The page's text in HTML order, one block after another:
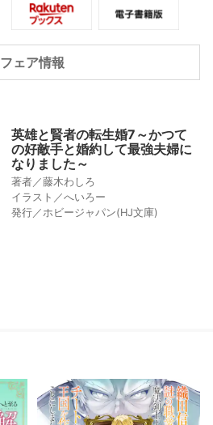
フェア情報
英雄と賢者の転生婚7～かつて
の好敵手と婚約して最強夫婦に
なりました～
著者／藤木わしろ
イラスト／へいろー
発行／ホビージャパン(HJ文庫)